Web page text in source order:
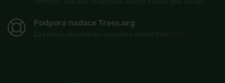
Podpora nadace Trees.org